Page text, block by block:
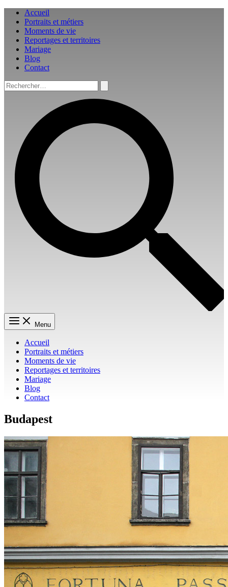
Aller
contenu
Accueil
Portraits et métiers
Moments de vie
Reportages et territoires
Mariage
Blog
Contact
Rechercher :
Menu
Accueil
Portraits et métiers
Moments de vie
Reportages et territoires
Mariage
Blog
Contact
Budapest